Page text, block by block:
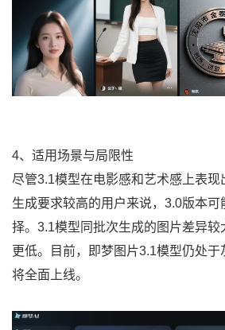
4、适用场景与局限性
尽管3.1模型在电影感和艺术感上表现
生成要求较高的用户来说，3.0版本
择。3.1模型同批次生成的图片差异
更低。目前，即梦图片3.1模型仍处
将全面上线。